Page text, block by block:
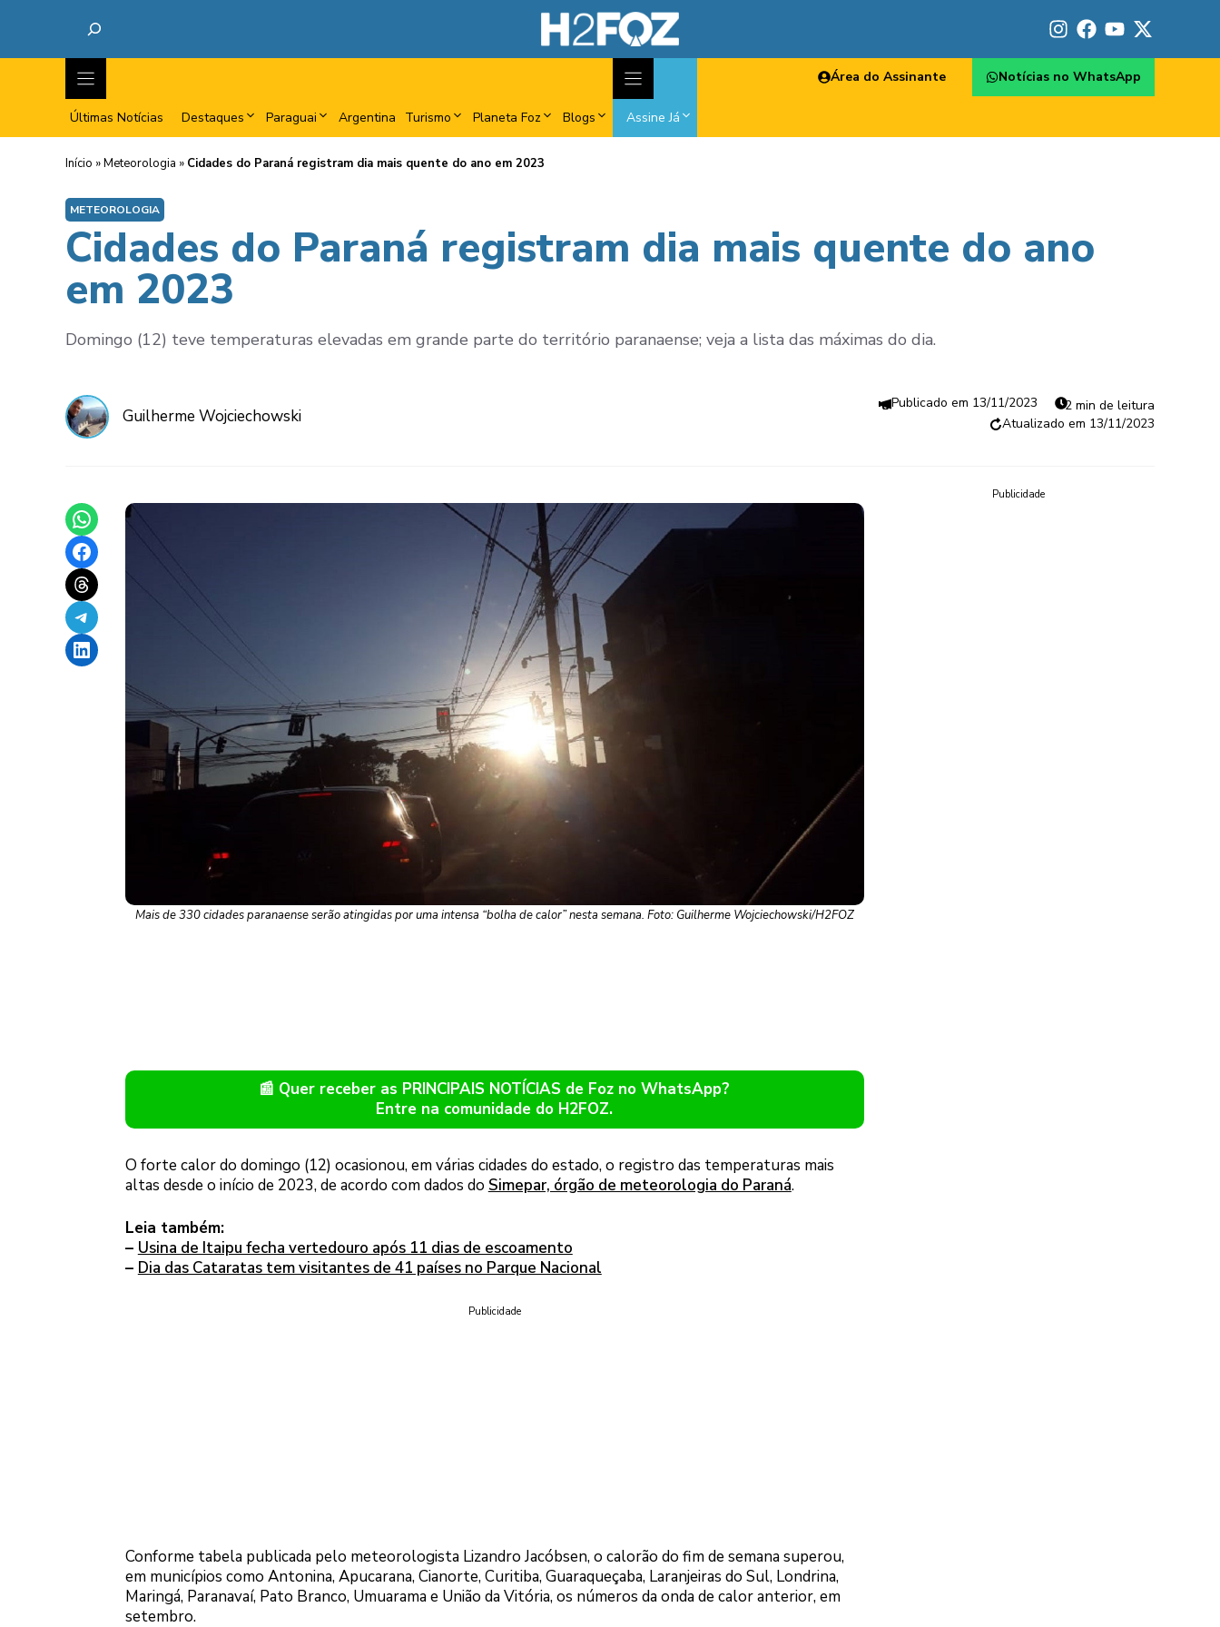
Últimas Notícias Destaques Paraguai Argentina Turismo Planeta Foz Blogs Assine Já
Área do Assinante Notícias no WhatsApp
Início »Meteorologia » Cidades do Paraná registram dia mais quente do ano em 2023
METEOROLOGIA
Cidades do Paraná registram dia mais quente do ano
em 2023
Domingo (12) teve temperaturas elevadas em grande parte do território paranaense; veja a lista das máximas do dia.
Guilherme Wojciechowski
13/11/2023
2 min de leitura
13/11/2023
Share on WhatsApp
Share on Facebook
Share on Threads
Share on Telegram
Share on LinkedIn
Mais de 330 cidades paranaense serão atingidas por uma intensa “bolha de calor” nesta semana. Foto: Guilherme Wojciechowski/H2FOZ
📰 Quer receber as PRINCIPAIS NOTÍCIAS de Foz no WhatsApp?
Entre na comunidade do H2FOZ.
O forte calor do domingo (12) ocasionou, em várias cidades do estado, o registro das temperaturas mais
altas desde o início de 2023, de acordo com dados do Simepar, órgão de meteorologia do Paraná.
Leia também:
– Usina de Itaipu fecha vertedouro após 11 dias de escoamento
– Dia das Cataratas tem visitantes de 41 países no Parque Nacional
Publicidade
Conforme tabela publicada pelo meteorologista Lizandro Jacóbsen, o calorão do fim de semana superou,
em municípios como Antonina, Apucarana, Cianorte, Curitiba, Guaraqueçaba, Laranjeiras do Sul, Londrina,
Maringá, Paranavaí, Pato Branco, Umuarama e União da Vitória, os números da onda de calor anterior, em
setembro.
Publicidade